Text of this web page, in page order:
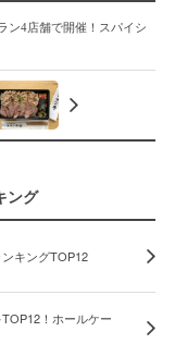
ン4店舗で開催！スパイシ
ング
キングTOP12
！ホールケー